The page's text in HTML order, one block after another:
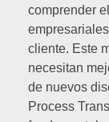
comprender
cliente. Este
necesitan
de nuevos
Process